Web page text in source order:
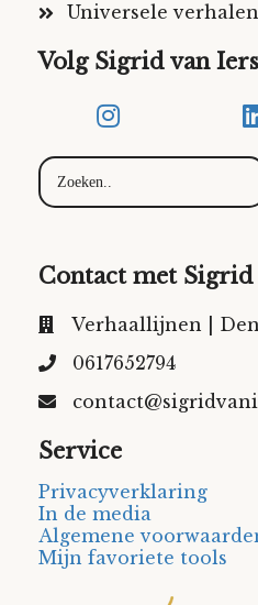
Universele
Volg Sigrid van
Contact met Sigrid
Verhaallijnen |
0617652794
Service
Privacyverklaring
In de media
Algemene
Mijn favoriete tools